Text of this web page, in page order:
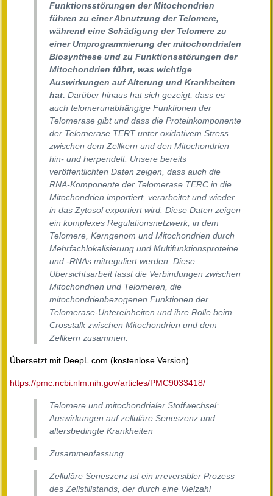
Funktionsstörungen der Mitochondrien
führen zu einer Abnutzung der Telomere,
während eine Schädigung der Telomere zu
einer Umprogrammierung der mitochondrialen
Biosynthese und zu Funktionsstörungen der
Mitochondrien führt, was wichtige
Auswirkungen auf Alterung und Krankheiten
hat. Darüber hinaus hat sich gezeigt, dass es
auch telomerunabhängige Funktionen der
Telomerase gibt und dass die Proteinkomponente
der Telomerase TERT unter oxidativem Stress
zwischen dem Zellkern und den Mitochondrien
hin- und herpendelt. Unsere bereits
veröffentlichten Daten zeigen, dass auch die
RNA-Komponente der Telomerase TERC in die
Mitochondrien importiert, verarbeitet und wieder
in das Zytosol exportiert wird. Diese Daten zeigen
ein komplexes Regulationsnetzwerk, in dem
Telomere, Kerngenom und Mitochondrien durch
Mehrfachlokalisierung und Multifunktionsproteine
und -RNAs mitreguliert werden. Diese
Übersichtsarbeit fasst die Verbindungen zwischen
Mitochondrien und Telomeren, die
mitochondrienbezogenen Funktionen der
Telomerase-Untereinheiten und ihre Rolle beim
Crosstalk zwischen Mitochondrien und dem
Zellkern zusammen.
Übersetzt mit DeepL.com (kostenlose Version)
https://pmc.ncbi.nlm.nih.gov/articles/PMC9033418/
Telomere und mitochondrialer Stoffwechsel:
Auswirkungen auf zelluläre Seneszenz und
altersbedingte Krankheiten
Zusammenfassung
Zelluläre Seneszenz ist ein irreversibler Prozess
des Zellstillstands, der durch eine Vielzahl